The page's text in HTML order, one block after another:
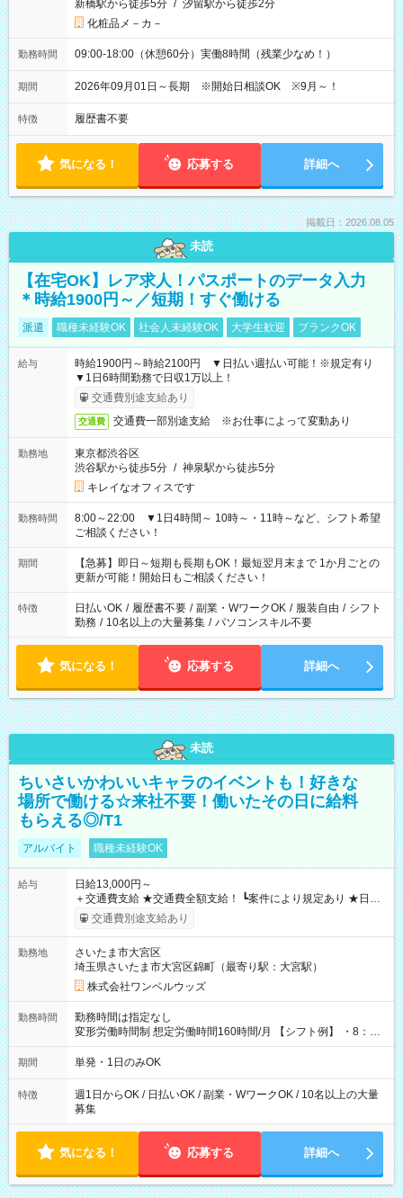
新橋駅から徒歩5分 / 汐留駅から徒歩2分
化粧品メ－カ－
勤務時間 09:00-18:00（休憩60分）実働8時間（残業少なめ！）
期間 2026年09月01日～長期 ※開始日相談OK ※9月～！
特徴 履歴書不要
気になる！ 応募する 詳細へ
掲載日：2026.08.05
未読
【在宅OK】レア求人！パスポートのデータ入力
＊時給1900円～／短期！すぐ働ける
派遣 職種未経験OK 社会人未経験OK 大学生歓迎 ブランクOK
給与
時給1900円～時給2100円 ▼日払い週払い可能！※規定有り
▼1日6時間勤務で日収1万以上！
交通費別途支給あり
交通費 交通費一部別途支給 ※お仕事によって変動あり
勤務地
東京都渋谷区
渋谷駅から徒歩5分 / 神泉駅から徒歩5分
キレイなオフィスです
勤務時間
8:00～22:00 ▼1日4時間～ 10時～・11時～など、シフト希望
ご相談ください！
期間
【急募】即日～短期も長期もOK！最短翌月末まで 1か月ごとの
更新が可能！開始日もご相談ください！
特徴 日払いOK / 履歴書不要 / 副業・WワークOK / 服装自由 / シフト
勤務 / 10名以上の大量募集 / パソコンスキル不要
気になる！ 応募する 詳細へ
未読
ちいさいかわいいキャラのイベントも！好きな
場所で働ける☆来社不要！働いたその日に給料
もらえる◎/T1
アルバイト 職種未経験OK
給与
日給13,000円～
＋交通費支給 ★交通費全額支給！ ┗案件により規定あり ★日払
いOK！（規定あり） ┗働いたその日に現金GET♪ お仕事後はコ
ンビニATMから 日払い分を引き落とせます！ 【試用期間】試
交通費別途支給あり
勤務地
さいたま市大宮区
埼玉県さいたま市大宮区錦町（最寄り駅：大宮駅）
株式会社ワンベルウッズ
勤務時間
勤務時間は指定なし
変形労働時間制 想定労働時間160時間/月 【シフト例】 ・8：00
～21：00
期間 単発・1日のみOK
特徴
週1日からOK / 日払いOK / 副業・WワークOK / 10名以上の大量
募集
気になる！ 応募する 詳細へ